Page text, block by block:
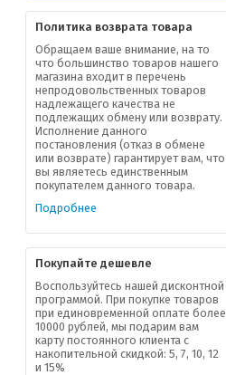
Политика возврата товара
Обращаем ваше внимание, на то
что большинство товаров нашего
магазина входит в перечень
непродовольственных товаров
надлежащего качества не
подлежащих обмену или возврату.
Исполнение данного
постановления (отказ в обмене
или возврате) гарантирует вам, что
вы являетесь единственным
покупателем данного товара.
Подробнее
Покупайте дешевле
Воспользуйтесь нашей дисконтной
программой. При покупке товаров
при единовременной оплате более
10000 рублей, мы подарим вам
карту постоянного клиента с
накопительной скидкой: 5, 7, 10, 12
и 15%